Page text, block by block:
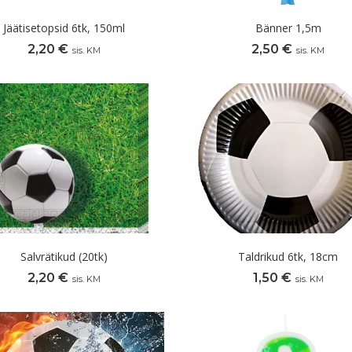
Jäätisetopsid 6tk, 150ml
2,20 € sis. KM
Bänner 1,5m
2,50 € sis. KM
Salvrätikud (20tk)
2,20 € sis. KM
Taldrikud 6tk, 18cm
1,50 € sis. KM